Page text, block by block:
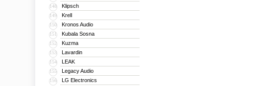
148 Klipsch
149 Krell
150 Kronos Audio
151 Kubala Sosna
152 Kuzma
153 Lavardin
154 LEAK
155 Legacy Audio
156 LG Electronics